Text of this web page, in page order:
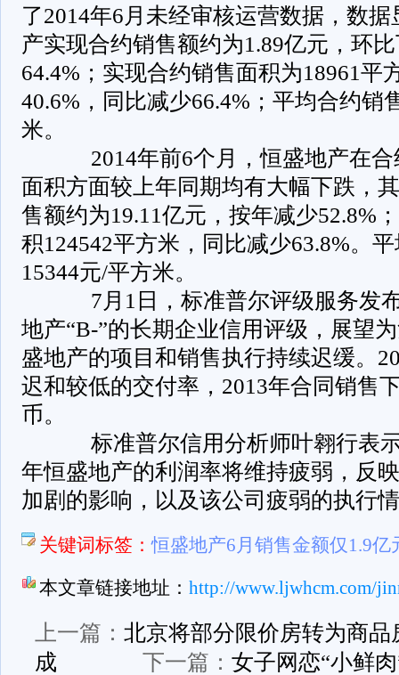
了2014年6月未经审核运营数据，数
产实现合约销售额约为1.89亿元，环
64.4%；实现合约销售面积为18961平
40.6%，同比减少66.4%；平均合约销
米。
2014年前6个月，恒盛地产在合
面积方面较上年同期均有大幅下跌，
售额约为19.11亿元，按年减少52.8%
积124542平方米，同比减少63.8%。
15344元/平方米。
7月1日，标准普尔评级服务发
地产“B-”的长期企业信用评级，展望
盛地产的项目和销售执行持续迟缓。
迟和较低的交付率，2013年合同销售
币。
标准普尔信用分析师叶翱行表示
年恒盛地产的利润率将维持疲弱，反
加剧的影响，以及该公司疲弱的执行
关键词标签：恒盛地产6月销售金额仅1.9亿
本文章链接地址： http://www.ljwhcm.com/
上一篇： 北京将部分限价房转为商
成
下一篇： 女子网恋“小鲜